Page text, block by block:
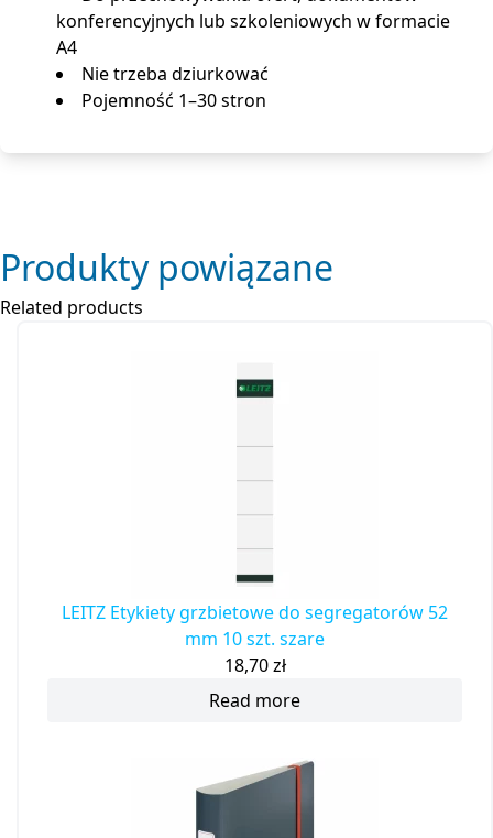
konferencyjnych lub szkoleniowych w formacie
A4
Nie trzeba dziurkować
Pojemność 1–30 stron
Produkty powiązane
Related products
LEITZ Etykiety grzbietowe do segregatorów 52
mm 10 szt. szare
18,70zł
Read more